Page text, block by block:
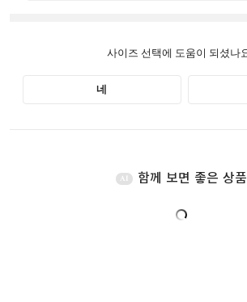
AI 함께 보면 좋은 상품